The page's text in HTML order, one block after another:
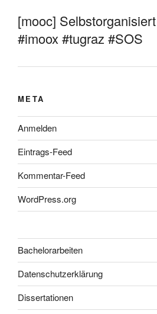
[mooc]
#imoox #tugraz #SOS
META
Anmelden
Eintrags-Feed
Kommentar-Feed
WordPress.org
Bachelorarbeiten
Datenschutzerklärung
Dissertationen